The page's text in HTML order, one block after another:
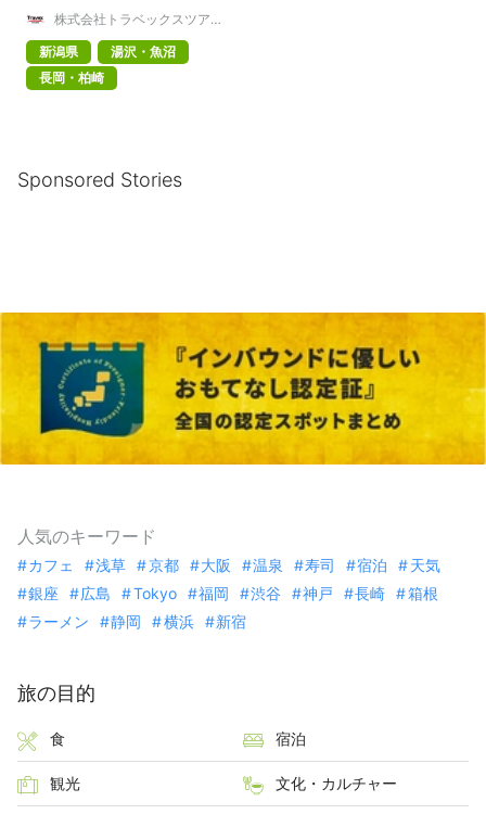
株式会社トラベックスツアー
新潟県
湯沢・魚沼
長岡・柏崎
Sponsored Stories
人気のキーワード
カフェ 浅草 京都 大阪 温泉 寿司 宿泊
天気
銀座
広島 Tokyo 福岡 渋谷 神戸 長崎
箱根
ラーメン
静岡 横浜 新宿
旅の目的
食 宿泊
観光 文化・カルチャー